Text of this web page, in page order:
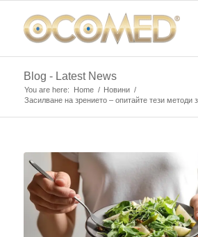
Blog - Latest News
You are here: Home / Новини /
Засилване на зрението – опитайте тези методи